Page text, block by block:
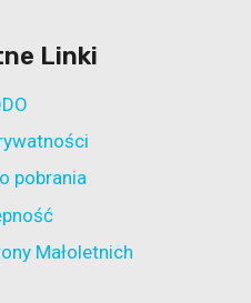
Linki
pobrania
Małoletnich